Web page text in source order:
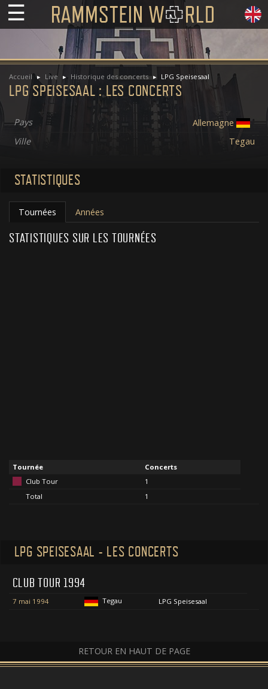
☰
Accueil Live Historique des concerts LPG Speisesaal
LPG SPEISESAAL : LES CONCERTS
Pays
Allemagne
Ville
Tegau
STATISTIQUES
Tournées Années
STATISTIQUES SUR LES TOURNÉES
Tournée
Concerts
Club Tour
1
Total
1
LPG SPEISESAAL - LES CONCERTS
CLUB TOUR 1994
7 mai 1994 Tegau LPG Speisesaal
RETOUR EN HAUT DE PAGE